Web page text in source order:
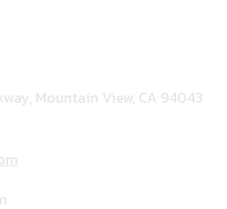
Mountain View, CA 94043